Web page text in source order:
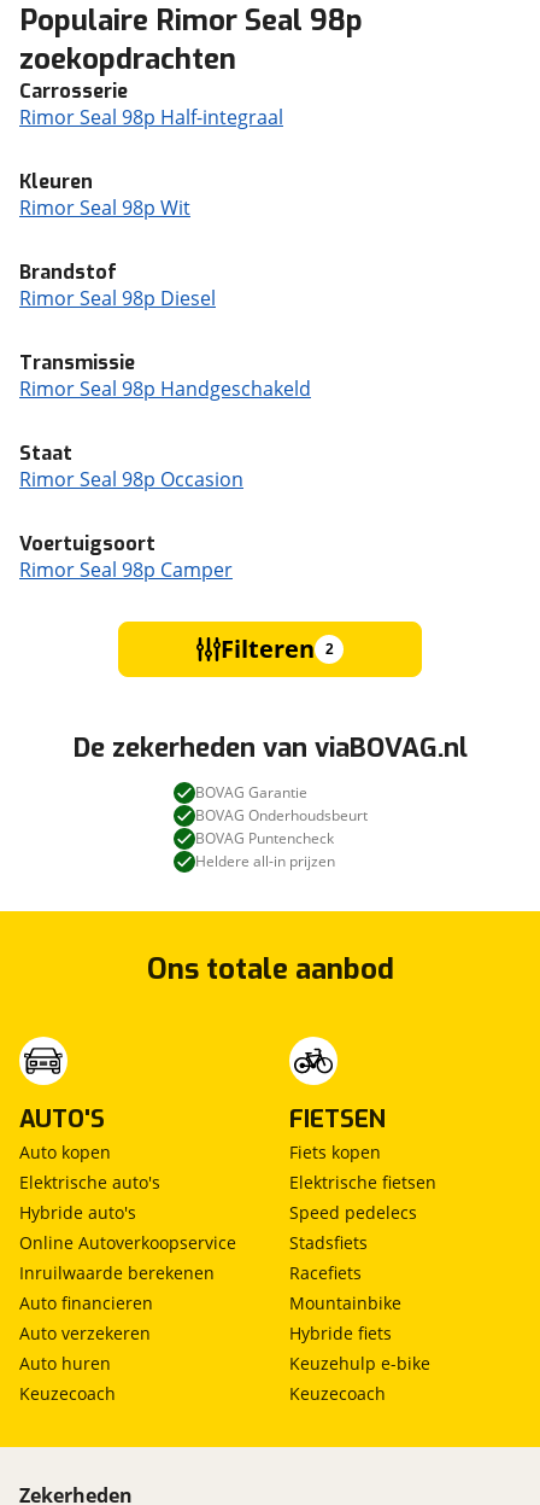
Populaire Rimor Seal 98p
zoekopdrachten
Carrosserie
Rimor Seal 98p Half-integraal
Kleuren
Rimor Seal 98p Wit
Brandstof
Rimor Seal 98p Diesel
Transmissie
Rimor Seal 98p Handgeschakeld
Staat
Rimor Seal 98p Occasion
Voertuigsoort
Rimor Seal 98p Camper
Filteren 2
De zekerheden van viaBOVAG.nl
BOVAG Garantie
BOVAG Onderhoudsbeurt
BOVAG Puntencheck
Heldere all-in prijzen
Ons totale aanbod
AUTO'S
Auto kopen
Elektrische auto's
Hybride auto's
Online Autoverkoopservice
Inruilwaarde berekenen
Auto financieren
Auto verzekeren
Auto huren
Keuzecoach
FIETSEN
Fiets kopen
Elektrische fietsen
Speed pedelecs
Stadsfiets
Racefiets
Mountainbike
Hybride fiets
Keuzehulp e-bike
Keuzecoach
Zekerheden